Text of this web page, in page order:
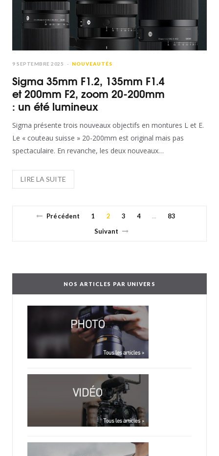
9 SEPTEMBRE 2025 NOUVEAUTÉS
Sigma 35mm F1.2, 135mm F1.4
et 200mm F2, zoom 20-200mm
: un été lumineux
Sigma présente trois nouveaux objectifs en montures L et E.
Le « couteau suisse » 20-200mm est original mais pas
spectaculaire. En revanche, les deux nouveaux…
Précédent 1 2 3 4 …
83
Suivant
NOS ARTICLES PAR UNIVERS